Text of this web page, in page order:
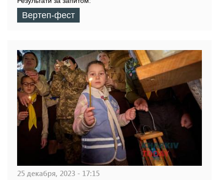
Вертеп-фест
25 декабря, 2023 - 17:15